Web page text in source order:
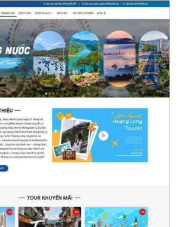
4790
CHI TIẾT